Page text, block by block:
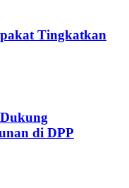
Tingkatkan
di DPP